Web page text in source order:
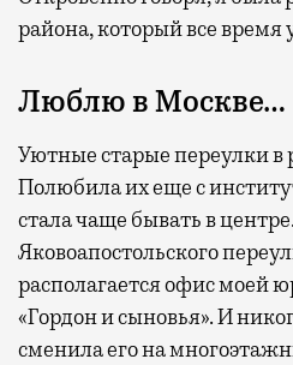
района, который все время
Люблю в Москве…
Уютные старые переулки в
Полюбила их еще с
стала чаще бывать в
Яковоапостольского
располагается офис моей
«Гордон и сыновья». И
сменила его на